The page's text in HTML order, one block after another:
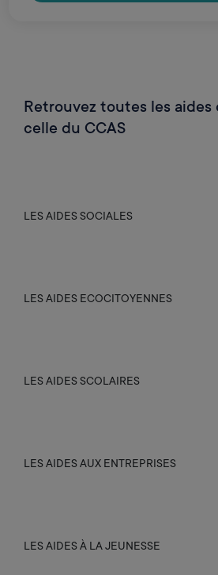
Retrouvez toutes les aides
celle du CCAS
LES AIDES SOCIALES
LES AIDES ECOCITOYENNES
LES AIDES SCOLAIRES
LES AIDES AUX ENTREPRISES
LES AIDES À LA JEUNESSE